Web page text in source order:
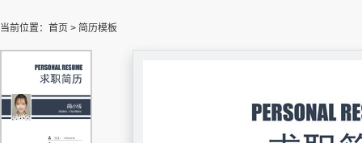
当前位置： 首页 > 简历模板